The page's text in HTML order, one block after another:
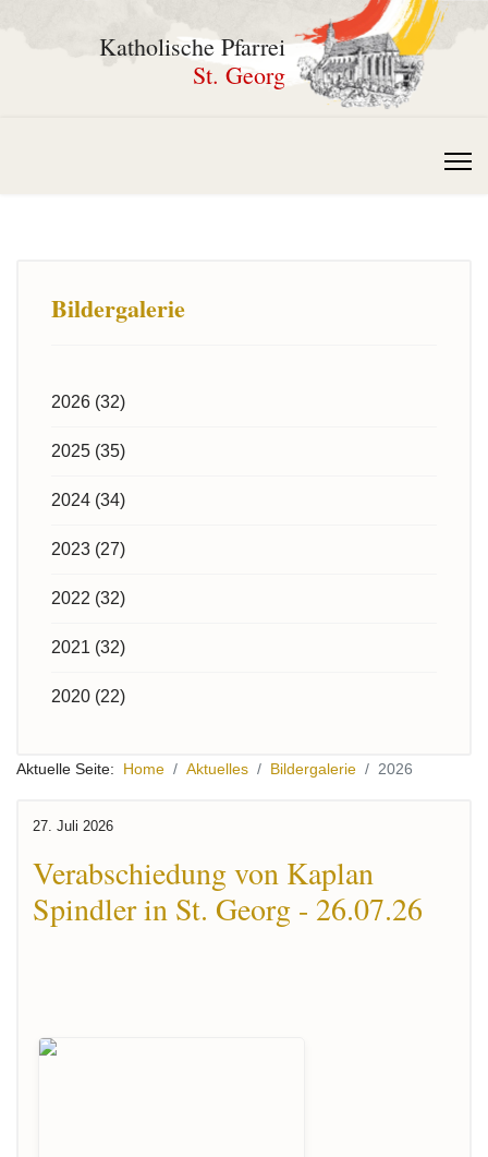
Katholische Pfarrei
St. Georg
Bildergalerie
2026 (32)
2025 (35)
2024 (34)
2023 (27)
2022 (32)
2021 (32)
2020 (22)
Aktuelle Seite: Home Aktuelles Bildergalerie 2026
27. Juli 2026
Verabschiedung von Kaplan
Spindler in St. Georg - 26.07.26